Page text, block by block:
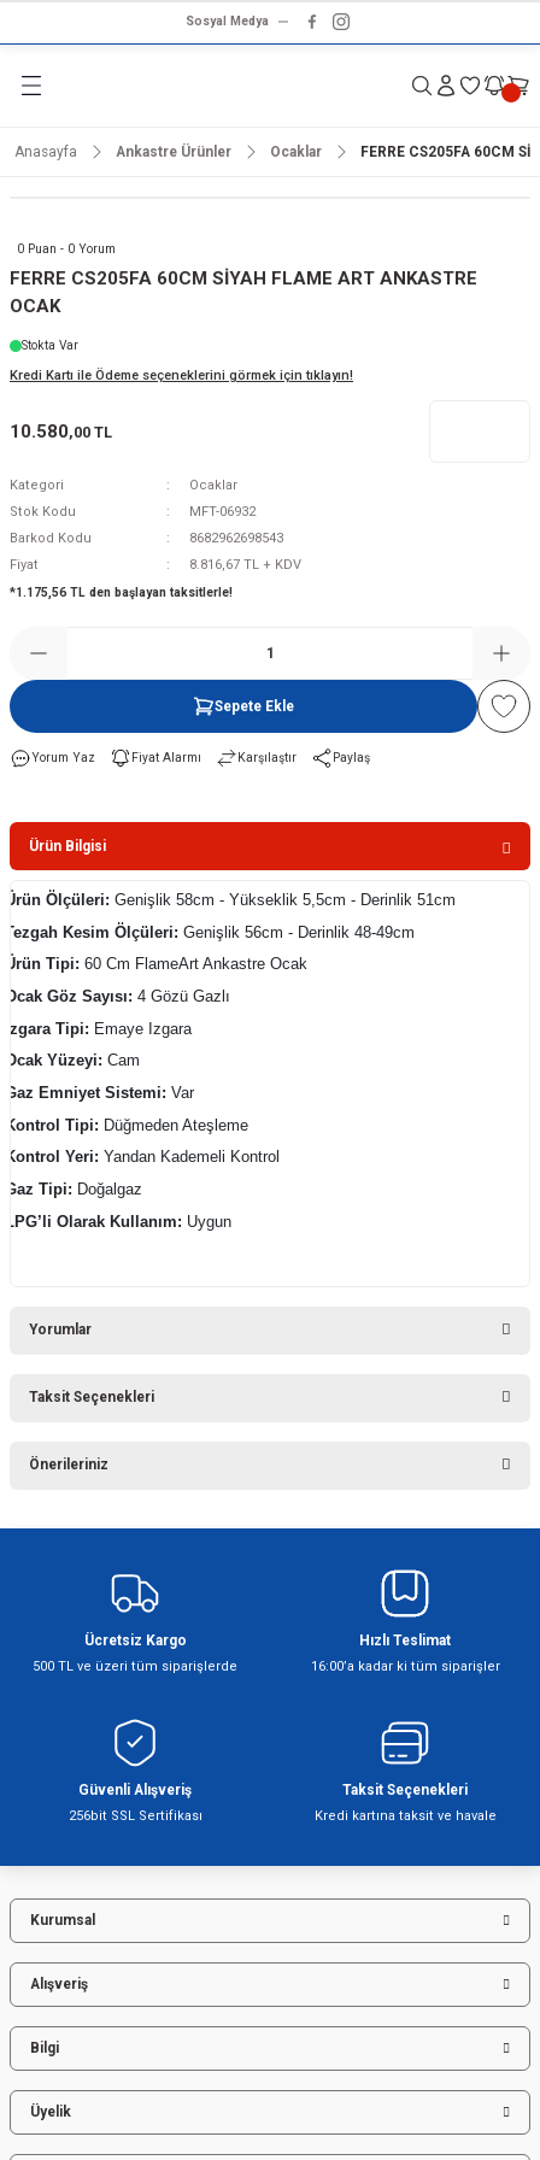
Sosyal Medya
Geri Dön
Geri Dön
Geri Dön
Ürünleri
Geri Dön
& Ses Sistemleri
Geri Dön
Geri Dön
Geri Dön
Anasayfa Ankastre Ürünler Ocaklar FERRE CS205FA 60CM
0 Puan - 0 Yorum
FERRE CS205FA 60CM SİYAH FLAME ART ANKASTRE
OCAK
Stokta Var
Kredi Kartı ile Ödeme seçeneklerini görmek için tıklayın!
10.580,00 TL
Kategori
Ocaklar
Stok Kodu
MFT-06932
Barkod Kodu
8682962698543
Fiyat
8.816,67 TL + KDV
*1.175,56 TL den başlayan taksitlerle!
Sepete Ekle
Yorum Yaz Fiyat Alarmı Karşılaştır Paylaş
Ürün Bilgisi
Ürün Ölçüleri: Genişlik 58cm - Yükseklik 5,5cm - Derinlik 51cm
Tezgah Kesim Ölçüleri: Genişlik 56cm - Derinlik 48-49cm
Ürün Tipi: 60 Cm FlameArt Ankastre Ocak
Ocak Göz Sayısı: 4 Gözü Gazlı
Izgara Tipi: Emaye Izgara
Ocak Yüzeyi: Cam
Gaz Emniyet Sistemi: Var
Kontrol Tipi: Düğmeden Ateşleme
Kontrol Yeri: Yandan Kademeli Kontrol
Gaz Tipi: Doğalgaz
LPG’li Olarak Kullanım: Uygun
Yorumlar
Taksit Seçenekleri
Önerileriniz
Görüş ve önerileriniz için teşekkür ederiz.
Ürün resmi kalitesiz, bozuk veya görüntülenemiyor.
Ürün bilgilerinde hatalar bulunuyor.
Ürün fiyatı diğer sitelerden daha pahalı.
Bu ürüne benzer farklı alternatifler olmalı.
Gönder
Ücretsiz Kargo
500 TL ve üzeri tüm siparişlerde
Hızlı Teslimat
16:00’a kadar ki tüm siparişler
Güvenli Alışveriş
256bit SSL Sertifikası
Taksit Seçenekleri
Kredi kartına taksit ve havale
Kurumsal
Alışveriş
Bilgi
Üyelik